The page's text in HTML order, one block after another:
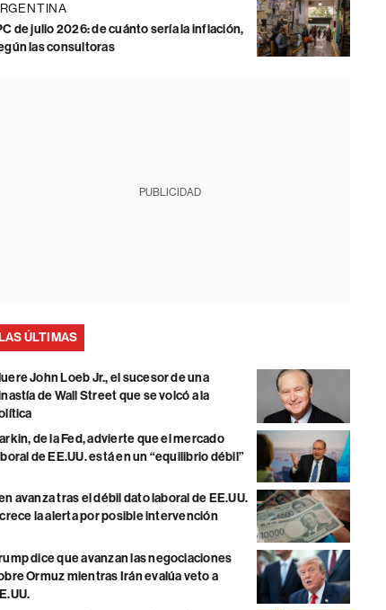
de julio 2026: de cuánto sería la inflación,
las consultoras
PUBLICIDAD
ÚLTIMAS
John Loeb Jr., el sucesor de una
de Wall Street que se volcó a la
de la Fed, advierte que el mercado
de EE.UU. está en un “equilibrio débil”
avanza tras el débil dato laboral de EE.UU.
la alerta por posible intervención
dice que avanzan las negociaciones
Ormuz mientras Irán evalúa veto a